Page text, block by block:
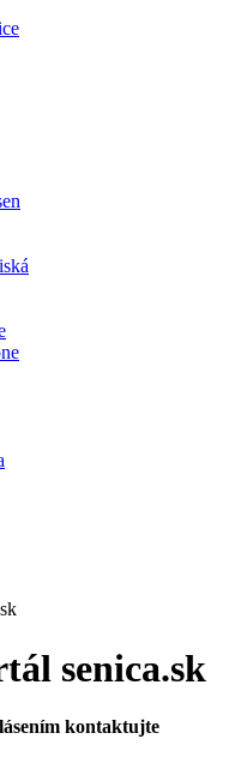
senica.sk
kontaktujte